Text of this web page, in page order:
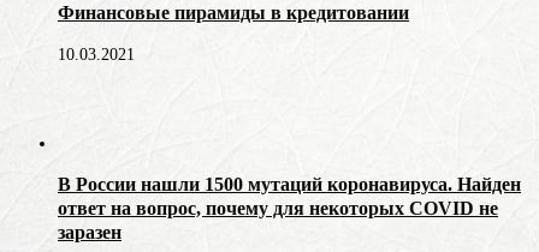
Финансовые пирамиды в кредитовании
10.03.2021
В России нашли 1500 мутаций коронавируса. Найден
ответ на вопрос, почему для некоторых COVID не
заразен